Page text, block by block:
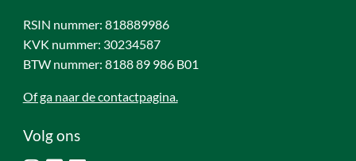
RSIN nummer: 818889986
KVK nummer: 30234587
BTW nummer: 8188 89 986 B01
Of ga naar de contactpagina.
Volg ons